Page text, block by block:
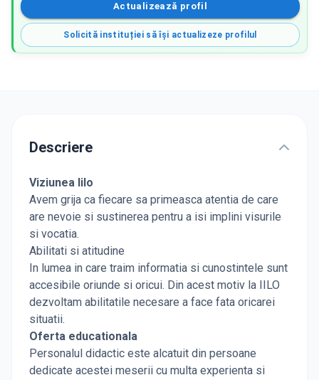
Actualizează profil
Solicită instituției să își actualizeze profilul
Descriere
Viziunea Iilo
Avem grija ca fiecare sa primeasca atentia de care
are nevoie si sustinerea pentru a isi implini visurile
si vocatia.
Abilitati si atitudine
In lumea in care traim informatia si cunostintele sunt
accesibile oriunde si oricui. Din acest motiv la IILO
dezvoltam abilitatile necesare a face fata oricarei
situatii.
Oferta educationala
Personalul didactic este alcatuit din persoane
dedicate acestei meserii cu multa experienta si